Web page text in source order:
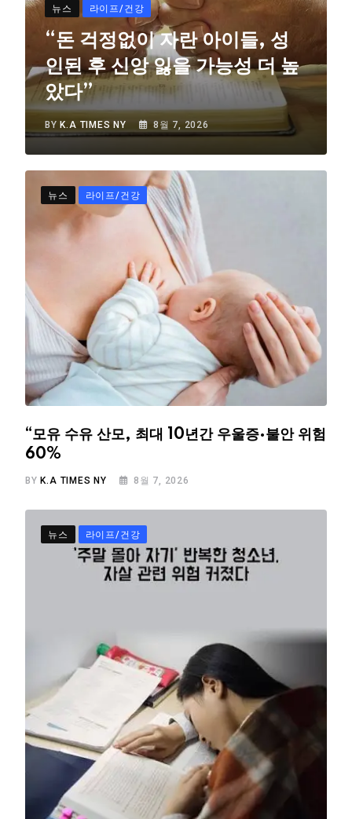
뉴스 라이프/건강
“돈 걱정없이 자란 아이들, 성
인된 후 신앙 잃을 가능성 더 높
았다”
BY K.A TIMES NY 8월 7, 2026
뉴스 라이프/건강
“모유 수유 산모, 최대 10년간 우울증·불안 위험
60%
BY K.A TIMES NY 8월 7, 2026
뉴스 라이프/건강